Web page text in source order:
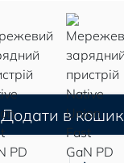
Додати в кошик